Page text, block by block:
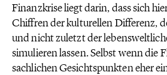
Finanzkrise liegt darin, dass sich
Chiffren der kulturellen Differenz,
und nicht zuletzt der
simulieren lassen. Selbst wenn die
sachlichen Gesichtspunkten eher